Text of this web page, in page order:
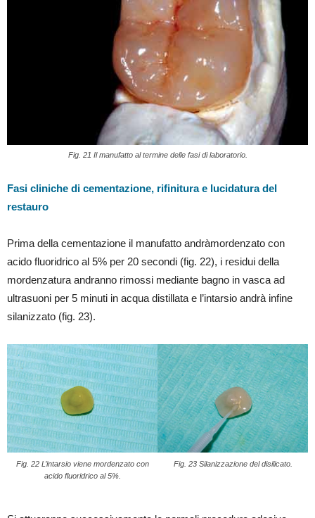
Fig. 21 Il manufatto al termine delle fasi di laboratorio.
Fasi cliniche di cementazione, rifinitura e lucidatura del
restauro
Prima della cementazione il manufatto andràmordenzato con
acido fluoridrico al 5% per 20 secondi (fig. 22), i residui della
mordenzatura andranno rimossi mediante bagno in vasca ad
ultrasuoni per 5 minuti in acqua distillata e l’intarsio andrà infine
silanizzato (fig. 23).
Fig. 22 L’intarsio viene mordenzato con
acido fluoridrico al 5%.
Fig. 23 Silanizzazione del disilicato.